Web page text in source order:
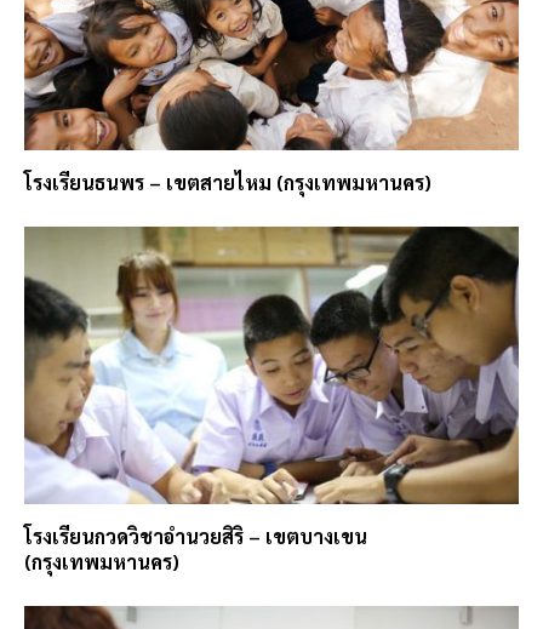
โรงเรียนธนพร – เขตสายไหม (กรุงเทพมหานคร)
โรงเรียนกวดวิชาอำนวยสิริ – เขตบางเขน
(กรุงเทพมหานคร)